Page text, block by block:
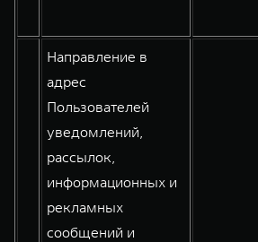
Направление в
адрес
Пользователей
уведомлений,
рассылок,
информационных и
рекламных
сообщений и